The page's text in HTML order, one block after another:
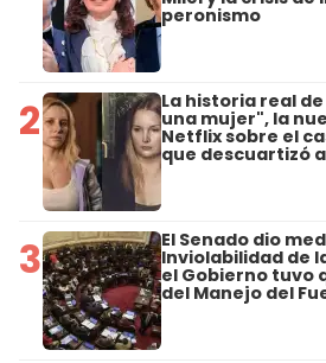
peronismo
2 La historia real
una mujer", la
Netflix sobre el
que descuartizó
3 El Senado dio
Inviolabilidad de
el Gobierno tuvo
del Manejo del